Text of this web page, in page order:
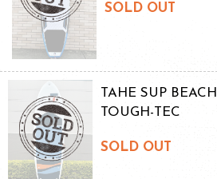
SOLD OUT
TAHE SUP
TOUGH-TEC
SOLD OUT